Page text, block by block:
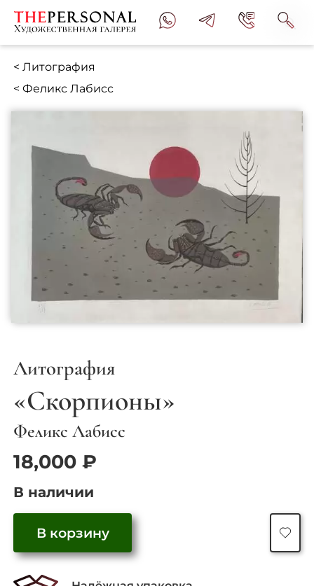
< Литография
< Феликс Лабисс
Литография
«Скорпионы»
Феликс Лабисс
18,000₽
В наличии
В корзину